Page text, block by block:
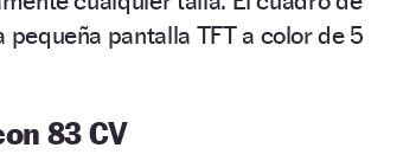
pantalla TFT a color de 5
83 CV